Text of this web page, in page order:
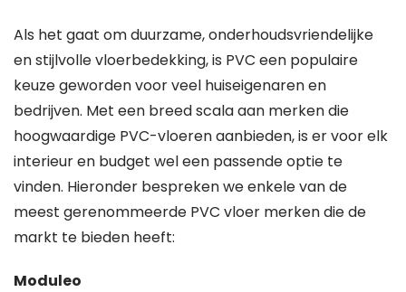
Als het gaat om duurzame, onderhoudsvriendelijke
en stijlvolle vloerbedekking, is PVC een populaire
keuze geworden voor veel huiseigenaren en
bedrijven. Met een breed scala aan merken die
hoogwaardige PVC-vloeren aanbieden, is er voor elk
interieur en budget wel een passende optie te
vinden. Hieronder bespreken we enkele van de
meest gerenommeerde PVC vloer merken die de
markt te bieden heeft:
Moduleo